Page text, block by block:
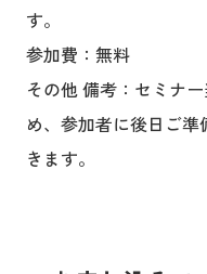
す。
参加費：無料
その他 備考：セミナ
め、参加者に後日ご
きます。